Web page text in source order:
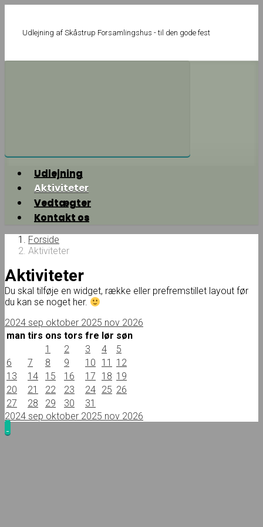
mainUdlejning af Skåstrup Forsamlingshus - til den gode fest
Udlejning
Aktiviteter
Vedtægter
Kontakt os
Forside
Aktiviteter
Aktiviteter
Du skal tilføje en widget, række eller prefremstillet layout før
du kan se noget her.
2024 sep oktober 2025 nov 2026
man tirs ons tors fre lør søn
1
2 3 4
5
6
7 8 9 10 11
12
13
14 15 16 17 18 19
20
21 22 23 24 25 26
27
28 29 30
31
2024 sep oktober 2025 nov 2026